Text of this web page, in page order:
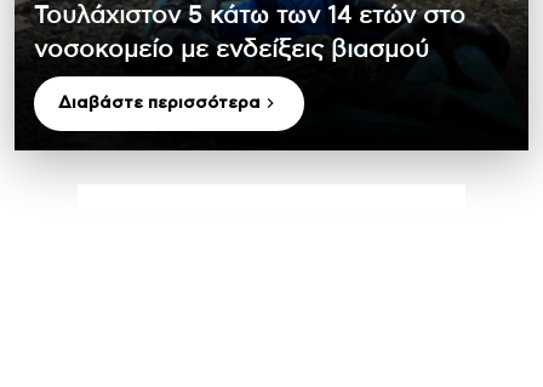
Τουλάχιστον 5 κάτω των 14 ετών στο
νοσοκομείο με ενδείξεις βιασμού
Διαβάστε περισσότερα